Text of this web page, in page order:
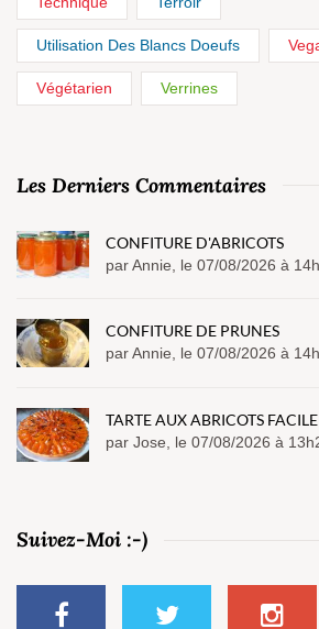
Utilisation Des Blancs Doeufs
Végétarien Verrines
Les Derniers Commentaires
CONFITURE D'ABRICOTS
par Annie, le 07/08/2026 à
CONFITURE DE PRUNES
par Annie, le 07/08/2026 à
TARTE AUX ABRICOTS FACILE
par Jose, le 07/08/2026 à
Suivez-Moi :-)